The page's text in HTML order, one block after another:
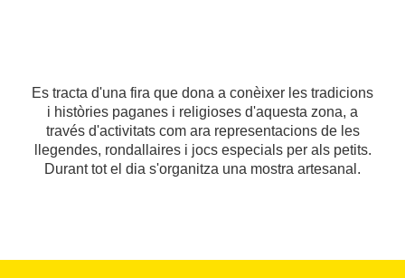
Es tracta d'una fira que dona a conèixer les tradicions
i històries paganes i religioses d'aquesta zona, a
través d'activitats com ara representacions de les
llegendes, rondallaires i jocs especials per als petits.
Durant tot el dia s'organitza una mostra artesanal.